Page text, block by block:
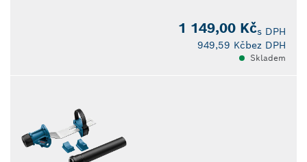
1 149,00 Kčs DPH
949,59 Kčbez DPH
Skladem